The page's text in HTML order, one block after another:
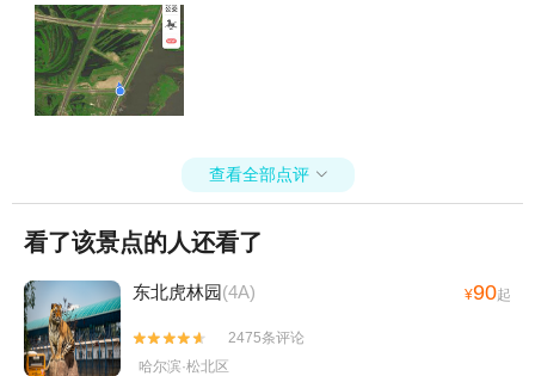
查看全部点评 
看了该景点的人还看了
东北虎林园(4A) ¥90起


2475条评论
哈尔滨·松北区